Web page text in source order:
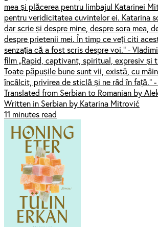
mea și plăcerea pentru limbajul Katarinei
pentru veridicitatea cuvintelor ei. Katarina
dar scrie și despre mine, despre sora mea,
despre prietenii mei. În timp ce veți citi
senzația că a fost scris despre voi.” -
film „Rapid, captivant, spiritual, expresiv și
Toate păpușile bune sunt vii, există, cu
încâlcit, privirea de sticlă și ne râd în față.”
Translated from Serbian to Romanian by
Written in Serbian by Katarina Mitrović
11 minutes read